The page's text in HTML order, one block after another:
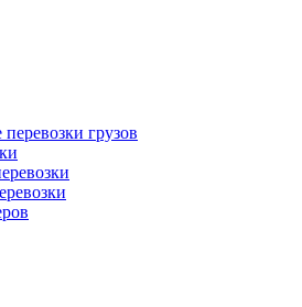
грузов